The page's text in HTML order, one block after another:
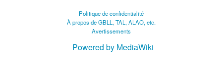
Politique de confidentialité
À propos de GBLL, TAL, ALAO, etc.
Avertissements
Powered by MediaWiki